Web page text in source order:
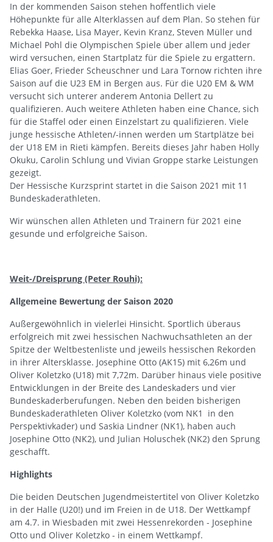
In der kommenden Saison stehen hoffentlich viele
Höhepunkte für alle Alterklassen auf dem Plan. So stehen für
Rebekka Haase, Lisa Mayer, Kevin Kranz, Steven Müller und
Michael Pohl die Olympischen Spiele über allem und jeder
wird versuchen, einen Startplatz für die Spiele zu ergattern.
Elias Goer, Frieder Scheuschner und Lara Tornow richten ihre
Saison auf die U23 EM in Bergen aus. Für die U20 EM & WM
versucht sich unterer anderem Antonia Dellert zu
qualifizieren. Auch weitere Athleten haben eine Chance, sich
für die Staffel oder einen Einzelstart zu qualifizieren. Viele
junge hessische Athleten/-innen werden um Startplätze bei
der U18 EM in Rieti kämpfen. Bereits dieses Jahr haben Holly
Okuku, Carolin Schlung und Vivian Groppe starke Leistungen
gezeigt.
Der Hessische Kurzsprint startet in die Saison 2021 mit 11
Bundeskaderathleten.
Wir wünschen allen Athleten und Trainern für 2021 eine
gesunde und erfolgreiche Saison.
Weit-/Dreisprung (Peter Rouhi):
Allgemeine Bewertung der Saison 2020
Außergewöhnlich in vielerlei Hinsicht. Sportlich überaus
erfolgreich mit zwei hessischen Nachwuchsathleten an der
Spitze der Weltbestenliste und jeweils hessischen Rekorden
in ihrer Altersklasse. Josephine Otto (AK15) mit 6,26m und
Oliver Koletzko (U18) mit 7,72m. Darüber hinaus viele positive
Entwicklungen in der Breite des Landeskaders und vier
Bundeskaderberufungen. Neben den beiden bisherigen
Bundeskaderathleten Oliver Koletzko (vom NK1 in den
Perspektivkader) und Saskia Lindner (NK1), haben auch
Josephine Otto (NK2), und Julian Holuschek (NK2) den Sprung
geschafft.
Highlights
Die beiden Deutschen Jugendmeistertitel von Oliver Koletzko
in der Halle (U20!) und im Freien in de U18. Der Wettkampf
am 4.7. in Wiesbaden mit zwei Hessenrekorden - Josephine
Otto und Oliver Koletzko - in einem Wettkampf.